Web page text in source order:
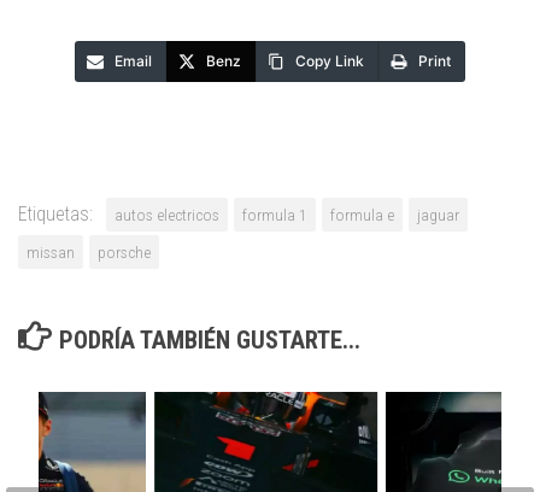
Email Benz Copy Link Print
Etiquetas: autos electricos formula 1 formula e
jaguar
missan
porsche
PODRÍA TAMBIÉN GUSTARTE...